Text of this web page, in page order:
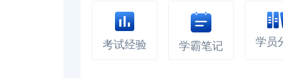
考试经验 学霸笔记 学员